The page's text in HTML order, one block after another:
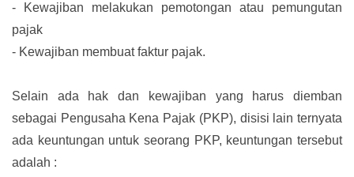
-
Kewajiban melakukan pemotongan atau pemungutan
pajak
- Kewajiban membuat faktur pajak.
Selain ada hak dan kewajiban yang harus diemban
sebagai Pengusaha Kena Pajak (PKP), disisi lain ternyata
ada keuntungan untuk seorang PKP, keuntungan tersebut
adalah :